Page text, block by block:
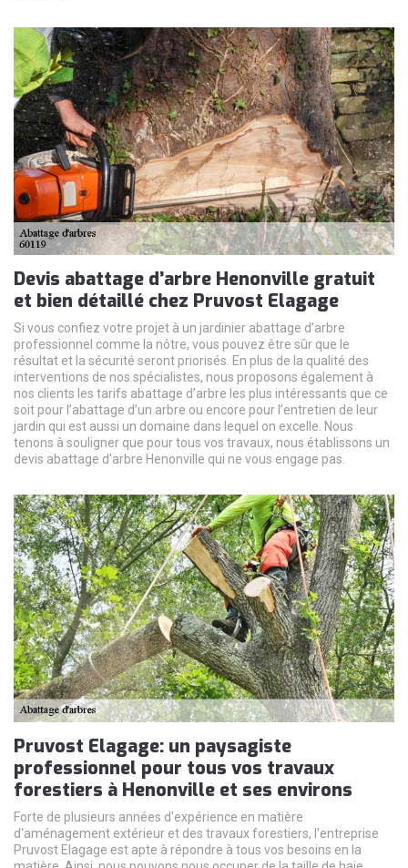
Devis abattage d’arbre Henonville gratuit
et bien détaillé chez Pruvost Elagage
Si vous confiez votre projet à un jardinier abattage d’arbre
professionnel comme la nôtre, vous pouvez être sûr que le
résultat et la sécurité seront priorisés. En plus de la qualité des
interventions de nos spécialistes, nous proposons également à
nos clients les tarifs abattage d’arbre les plus intéressants que ce
soit pour l’abattage d’un arbre ou encore pour l’entretien de leur
jardin qui est aussi un domaine dans lequel on excelle. Nous
tenons à souligner que pour tous vos travaux, nous établissons un
devis abattage d'arbre Henonville qui ne vous engage pas.
Pruvost Elagage: un paysagiste
professionnel pour tous vos travaux
forestiers à Henonville et ses environs
Forte de plusieurs années d'expérience en matière
d'aménagement extérieur et des travaux forestiers, l'entreprise
Pruvost Elagage est apte à répondre à tous vos besoins en la